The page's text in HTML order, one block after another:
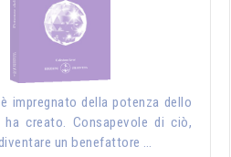
impregnato della potenza dello
creato. Consapevole di ciò,
un benefattore …